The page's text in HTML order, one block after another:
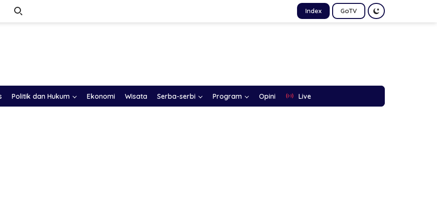
Index GoTV
Politik dan Hukum Ekonomi Wisata Serba-serbi Program Opini Live